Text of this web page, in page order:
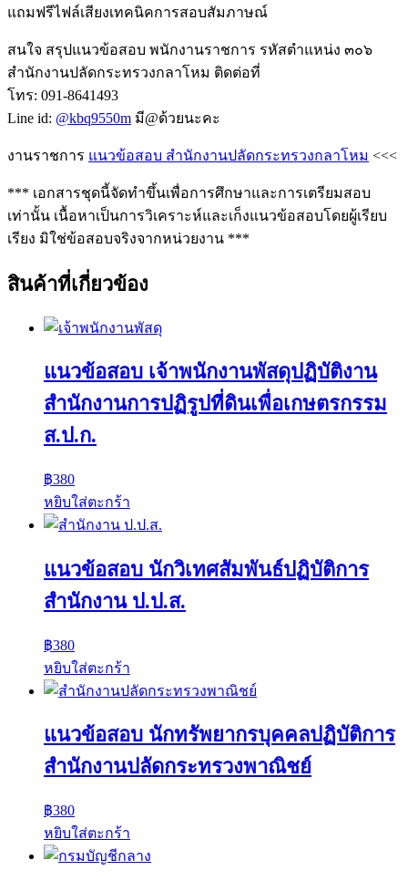
แถมฟรีไฟล์เสียงเทคนิคการสอบสัมภาษณ์
สนใจ สรุปแนวข้อสอบ พนักงานราชการ รหัสตำแหน่ง ๓๐๖
สำนักงานปลัดกระทรวงกลาโหม ติดต่อที่
โทร: 091-8641493
Line id: @kbq9550m มี@ด้วยนะคะ
งานราชการ แนวข้อสอบ สำนักงานปลัดกระทรวงกลาโหม <<<
*** เอกสารชุดนี้จัดทำขึ้นเพื่อการศึกษาและการเตรียมสอบ
เท่านั้น เนื้อหาเป็นการวิเคราะห์และเก็งแนวข้อสอบโดยผู้เรียบ
เรียง มิใช่ข้อสอบจริงจากหน่วยงาน ***
สินค้าที่เกี่ยวข้อง
แนวข้อสอบ เจ้าพนักงานพัสดุปฏิบัติงาน
สำนักงานการปฏิรูปที่ดินเพื่อเกษตรกรรม
ส.ป.ก.
฿380
หยิบใส่ตะกร้า
แนวข้อสอบ นักวิเทศสัมพันธ์ปฏิบัติการ
สำนักงาน ป.ป.ส.
฿380
หยิบใส่ตะกร้า
แนวข้อสอบ นักทรัพยากรบุคคลปฏิบัติการ
สำนักงานปลัดกระทรวงพาณิชย์
฿380
หยิบใส่ตะกร้า